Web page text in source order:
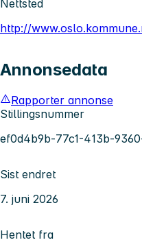
Nettsted
http://
Annonsedata
Rapporter annonse
Stillingsnummer
ef0d4b9b-77c1-413b-
Sist endret
7. juni 2026
Hentet fra